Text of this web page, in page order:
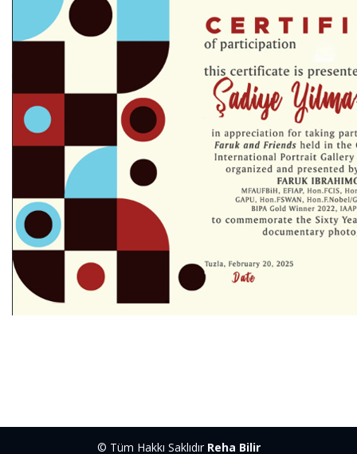
© Tüm Hakkı Saklıdır Reha Bilir